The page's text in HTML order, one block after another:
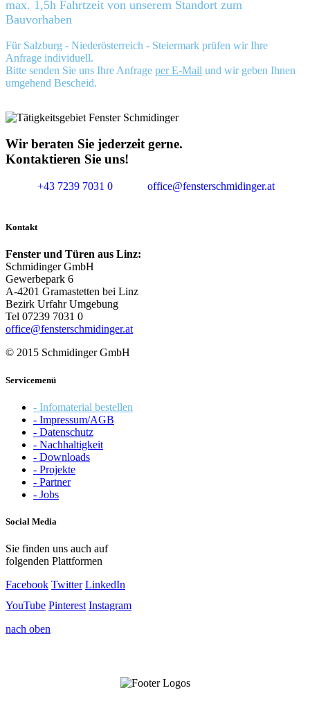
max. 1,5h Fahrtzeit von unserem Standort zum
Bauvorhaben
Für Salzburg - Niederösterreich - Steiermark prüfen wir Ihre
Anfrage individuell.
Bitte senden Sie uns Ihre Anfrage per E-Mail und wir geben Ihnen
umgehend Bescheid.
Wir beraten Sie jederzeit gerne.
Kontaktieren Sie uns!
+43 7239 7031 0 office@fensterschmidinger.at
Kontakt
Fenster und Türen aus Linz:
Schmidinger GmbH
Gewerbepark 6
A-4201 Gramastetten bei Linz
Bezirk Urfahr Umgebung
Tel 07239 7031 0
office@fensterschmidinger.at
© 2015 Schmidinger GmbH
Servicemenü
- Infomaterial bestellen
- Impressum/AGB
- Datenschutz
- Nachhaltigkeit
- Downloads
- Projekte
- Partner
- Jobs
Social Media
Sie finden uns auch auf
folgenden Plattformen
Facebook Twitter LinkedIn
YouTube Pinterest Instagram
nach oben